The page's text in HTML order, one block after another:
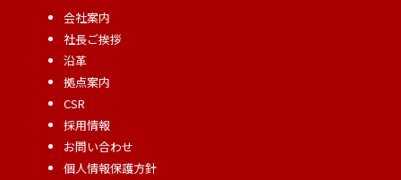
会社案内
社長ご挨拶
沿革
拠点案内
CSR
採用情報
お問い合わせ
個人情報保護方針